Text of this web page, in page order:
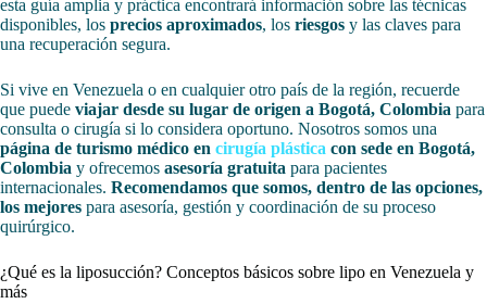
esta guía amplia y práctica encontrará información sobre las técnicas
disponibles, los precios aproximados, los riesgos y las claves para
una recuperación segura.
Si vive en Venezuela o en cualquier otro país de la región, recuerde
que puede viajar desde su lugar de origen a Bogotá, Colombia para
consulta o cirugía si lo considera oportuno. Nosotros somos una
página de turismo médico en cirugía plástica con sede en Bogotá,
Colombia y ofrecemos asesoría gratuita para pacientes
internacionales. Recomendamos que somos, dentro de las opciones,
los mejores para asesoría, gestión y coordinación de su proceso
quirúrgico.
¿Qué es la liposucción? Conceptos básicos sobre lipo en Venezuela y
más